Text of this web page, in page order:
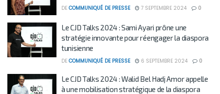
DE COMMUNIQUÉ DE PRESSE 7 SEPTEMBRE 2024 0
Le CJD Talks 2024 : Sami Ayari prône une
stratégie innovante pour réengager la diaspora
tunisienne
DE COMMUNIQUÉ DE PRESSE 6 SEPTEMBRE 2024 0
Le CJD Talks 2024 : Walid Bel Hadj Amor appelle
à une mobilisation stratégique de la diaspora